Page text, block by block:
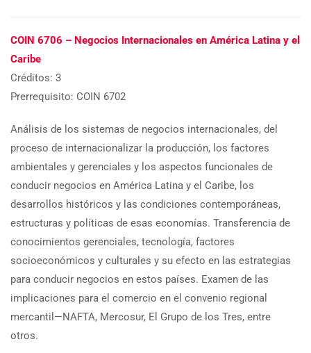
COIN 6706 – Negocios Internacionales en América Latina y el
Caribe
Créditos: 3
Prerrequisito: COIN 6702
Análisis de los sistemas de negocios internacionales, del
proceso de internacionalizar la producción, los factores
ambientales y gerenciales y los aspectos funcionales de
conducir negocios en América Latina y el Caribe, los
desarrollos históricos y las condiciones contemporáneas,
estructuras y políticas de esas economías. Transferencia de
conocimientos gerenciales, tecnología, factores
socioeconómicos y culturales y su efecto en las estrategias
para conducir negocios en estos países. Examen de las
implicaciones para el comercio en el convenio regional
mercantil—NAFTA, Mercosur, El Grupo de los Tres, entre
otros.